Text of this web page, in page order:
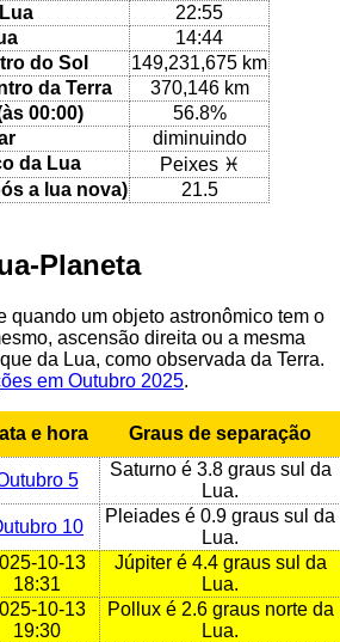
22:55
14:44
do Sol
149,231,675 km
da Terra
370,146 km
00:00)
56.8%
diminuindo
da Lua
Peixes ♓
a lua nova)
21.5
Planeta
quando um objeto astronômico tem o
ascensão direita ou a mesma
da Lua, como observada da Terra.
em Outubro 2025.
e hora Graus de separação
5
Saturno é 3.8 graus sul da
Lua.
10
Pleiades é 0.9 graus sul da
Lua.
10-13
18:31
Júpiter é 4.4 graus sul da
Lua.
10-13
19:30
Pollux é 2.6 graus norte da
Lua.